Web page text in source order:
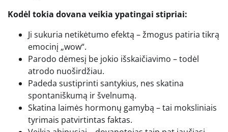
Kodėl tokia dovana veikia ypatingai stipriai:
Ji sukuria netikėtumo efektą – žmogus patiria tikrą
emocinį „wow“.
Parodo dėmesį be jokio išskaičiavimo – todėl
atrodo nuoširdžiau.
Padeda sustiprinti santykius, nes skatina
spontaniškumą ir švelnumą.
Skatina laimės hormonų gamybą – tai moksliniais
tyrimais patvirtintas faktas.